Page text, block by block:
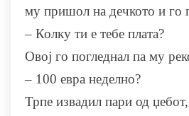
му пришол на дечкото и го
– Колку ти е тебе плата?
Овој го погледнал па му
– 100 евра неделно?
Трпе извадил пари од